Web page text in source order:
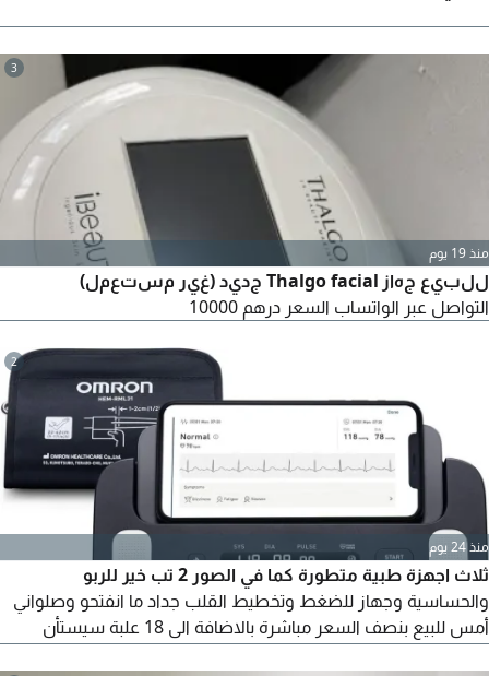
3
منذ 19 يوم
للبيع جهاز Thalgo facial جديد (غير مستعمل)
التواصل عبر الواتساب السعر درهم 10000
2
منذ 24 يوم
ثلاث اجهزة طبية متطورة كما في الصور 2 تب خير للربو
والحساسية وجهاز للضغط وتخطيط القلب جداد ما انفتحو وصلواني
أمس للبيع بنصف السعر مباشرة بالاضافة الى 18 علبة سيستأن